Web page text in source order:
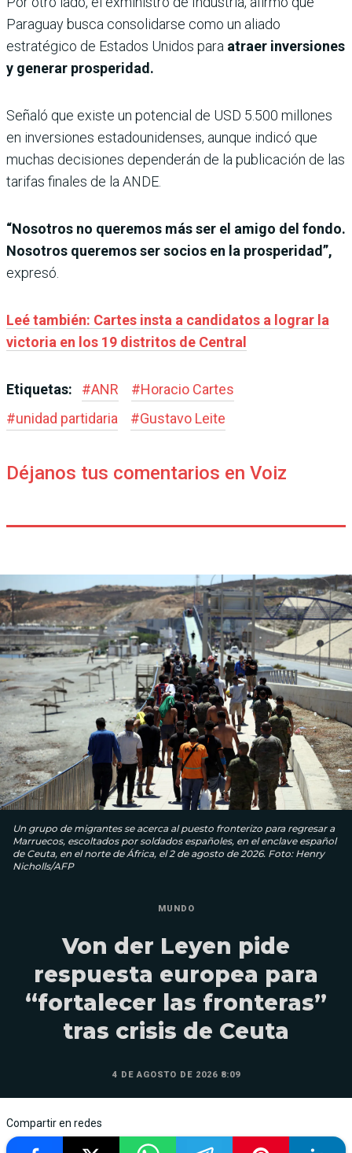
Paraguay busca consolidarse como un aliado
estratégico de Estados Unidos para atraer inversiones
y generar prosperidad.
Señaló que existe un potencial de USD 5.500 millones
en inversiones estadounidenses, aunque indicó que
muchas decisiones dependerán de la publicación de las
tarifas finales de la ANDE.
“Nosotros no queremos más ser el amigo del fondo.
Nosotros queremos ser socios en la prosperidad”,
expresó.
Leé también: Cartes insta a candidatos a lograr la
victoria en los 19 distritos de Central
Etiquetas: #ANR #Horacio Cartes
#unidad partidaria #Gustavo Leite
Déjanos tus comentarios en Voiz
Un grupo de migrantes se acerca al puesto fronterizo para regresar a
Marruecos, escoltados por soldados españoles, en el enclave español
de Ceuta, en el norte de África, el 2 de agosto de 2026. Foto: Henry
Nicholls/AFP
MUNDO
Von der Leyen pide
respuesta europea para
“fortalecer las fronteras”
tras crisis de Ceuta
4 DE AGOSTO DE 2026 8:09
Compartir en redes